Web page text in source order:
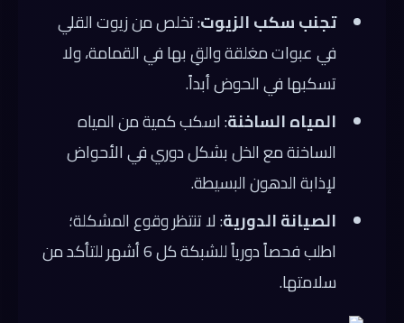
تجنب سكب الزيوت: تخلص من زيوت القلي
في عبوات مغلقة والقِ بها في القمامة، ولا
تسكبها في الحوض أبداً.
المياه الساخنة: اسكب كمية من المياه
الساخنة مع الخل بشكل دوري في الأحواض
لإذابة الدهون البسيطة.
الصيانة الدورية: لا تنتظر وقوع المشكلة؛
اطلب فحصاً دورياً للشبكة كل 6 أشهر للتأكد من
سلامتها.